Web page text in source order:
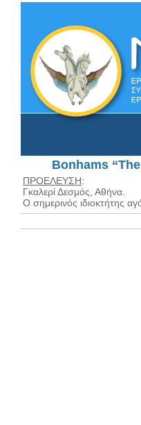
Bonhams
ΠΡΟΕΛΕΥΣΗ:
Γκαλερί Δεσμός, Αθήνα.
Ο σημερινός ιδιοκτήτης